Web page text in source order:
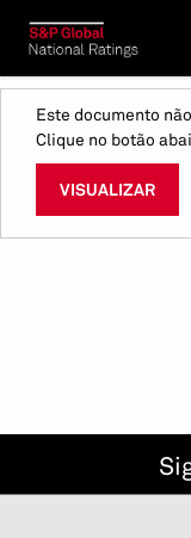
Este documento
Clique no botão
VISUALIZAR